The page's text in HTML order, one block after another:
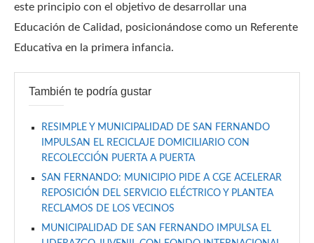
este principio con el objetivo de desarrollar una
Educación de Calidad, posicionándose como un Referente
Educativa en la primera infancia.
También te podría gustar
RESIMPLE Y MUNICIPALIDAD DE SAN FERNANDO
IMPULSAN EL RECICLAJE DOMICILIARIO CON
RECOLECCIÓN PUERTA A PUERTA
SAN FERNANDO: MUNICIPIO PIDE A CGE ACELERAR
REPOSICIÓN DEL SERVICIO ELÉCTRICO Y PLANTEA
RECLAMOS DE LOS VECINOS
MUNICIPALIDAD DE SAN FERNANDO IMPULSA EL